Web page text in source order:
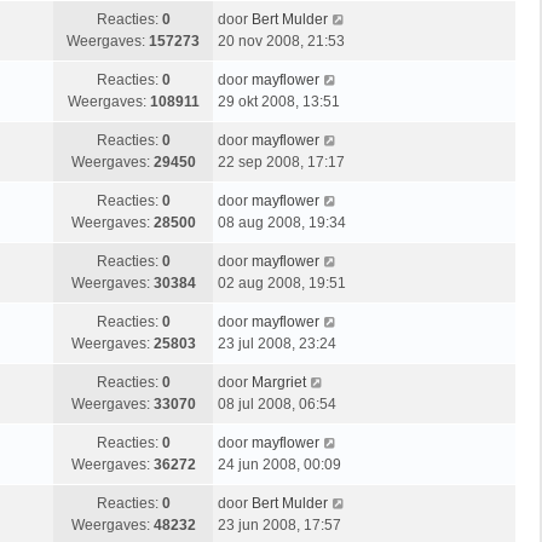
Reacties: 0
Weergaves: 157273
door Bert Mulder
20 nov 2008, 21:53
Reacties: 0
Weergaves: 108911
door mayflower
29 okt 2008, 13:51
Reacties: 0
Weergaves: 29450
door mayflower
22 sep 2008, 17:17
Reacties: 0
Weergaves: 28500
door mayflower
08 aug 2008, 19:34
Reacties: 0
Weergaves: 30384
door mayflower
02 aug 2008, 19:51
Reacties: 0
Weergaves: 25803
door mayflower
23 jul 2008, 23:24
Reacties: 0
Weergaves: 33070
door Margriet
08 jul 2008, 06:54
Reacties: 0
Weergaves: 36272
door mayflower
24 jun 2008, 00:09
Reacties: 0
Weergaves: 48232
door Bert Mulder
23 jun 2008, 17:57